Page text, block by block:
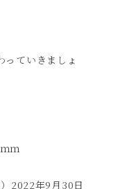
っていきましょ
ｍ
2022年9月30日